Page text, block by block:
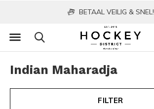
BETAAL VEILIG & SNEL!
Indian Maharadja
FILTER